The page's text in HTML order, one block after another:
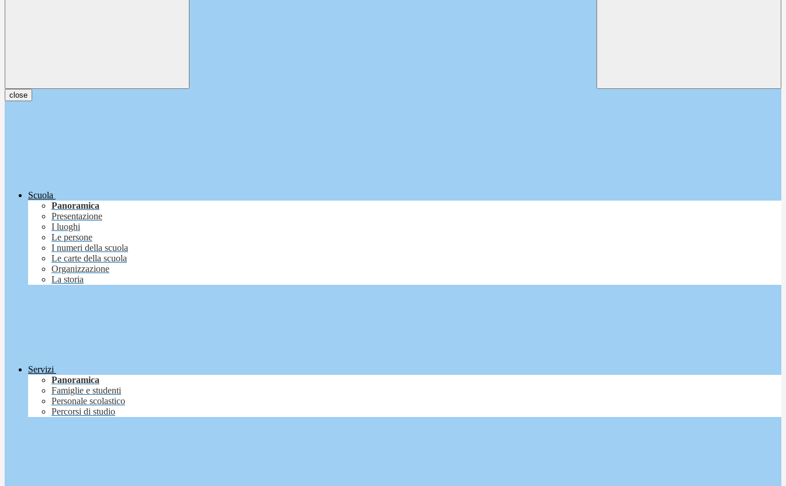
close
Scuola
Panoramica
Presentazione
I luoghi
Le persone
I numeri della scuola
Le carte della scuola
Organizzazione
La storia
Servizi
Panoramica
Famiglie e studenti
Personale scolastico
Percorsi di studio